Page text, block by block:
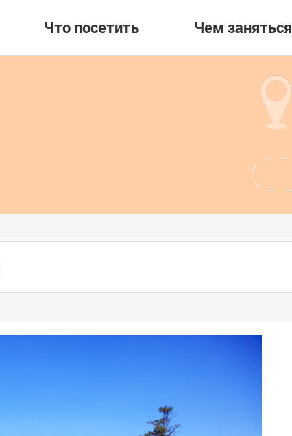
Что посетить Чем заняться